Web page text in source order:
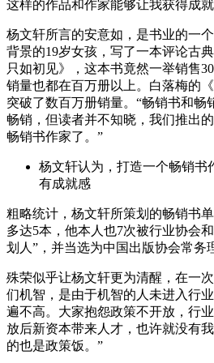
这样的作品和作家能够让我获得成
杨文轩所言的安意如，是书业的一
背景的19岁女孩，写了一本评论古
只如初见》，这本书竟然一举销售
销量也都在百万册以上。白落梅的
突破了数百万册销量。“畅销书和畅
畅销，但读者并不知晓，我们推出
畅销书作家了。”
杨文轩认为，打造一个畅销书
有成就感
粗略统计，杨文轩所策划的畅销书
多达5本，他本人也7次被行业协会
划人”，并当选为中国出版协会常务
殊荣似乎让杨文轩更为清醒，在一
们机智，是由于机智的人未进入行
遍不高。大家抱怨政策不开放，行
放后新资本带来人才，也许就没有
的也是政策饭。”